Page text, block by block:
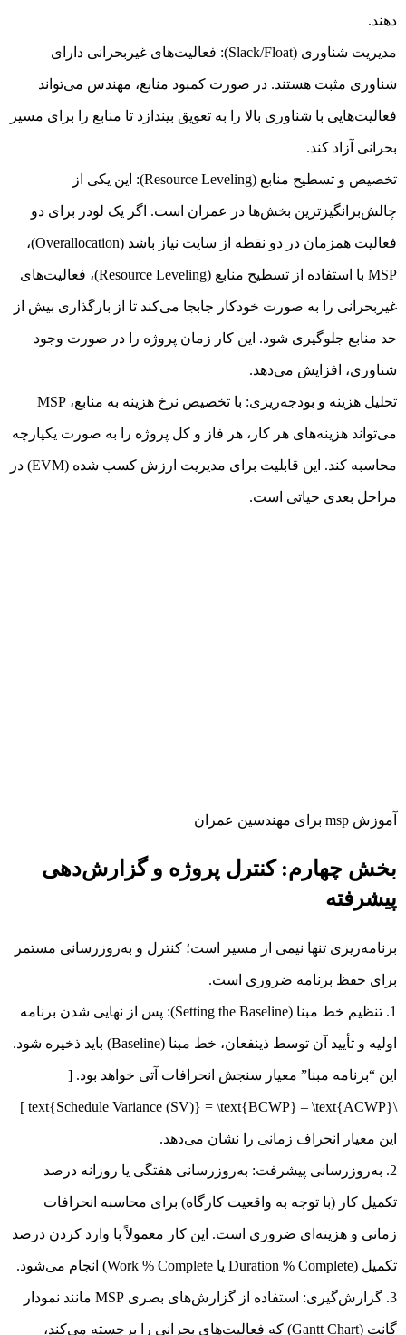
دهند.
مدیریت شناوری (Slack/Float): فعالیت‌های غیربحرانی دارای
شناوری مثبت هستند. در صورت کمبود منابع، مهندس می‌تواند
فعالیت‌هایی با شناوری بالا را به تعویق بیندازد تا منابع را برای مسیر
بحرانی آزاد کند.
تخصیص و تسطیح منابع (Resource Leveling): این یکی از
چالش‌برانگیزترین بخش‌ها در عمران است. اگر یک لودر برای دو
فعالیت همزمان در دو نقطه از سایت نیاز باشد (Overallocation)،
MSP با استفاده از تسطیح منابع (Resource Leveling)، فعالیت‌های
غیربحرانی را به صورت خودکار جابجا می‌کند تا از بارگذاری بیش از
حد منابع جلوگیری شود. این کار زمان پروژه را در صورت وجود
شناوری، افزایش می‌دهد.
تحلیل هزینه و بودجه‌ریزی: با تخصیص نرخ هزینه به منابع، MSP
می‌تواند هزینه‌های هر کار، هر فاز و کل پروژه را به صورت یکپارچه
محاسبه کند. این قابلیت برای مدیریت ارزش کسب شده (EVM) در
مراحل بعدی حیاتی است.
آموزش msp برای مهندسین عمران
بخش چهارم: کنترل پروژه و گزارش‌دهی
پیشرفته
برنامه‌ریزی تنها نیمی از مسیر است؛ کنترل و به‌روزرسانی مستمر
برای حفظ برنامه ضروری است.
تنظیم خط مبنا (Setting the Baseline): پس از نهایی شدن برنامه
اولیه و تأیید آن توسط ذینفعان، خط مبنا (Baseline) باید ذخیره شود.
این “برنامه مبنا” معیار سنجش انحرافات آتی خواهد بود. [
\text{Schedule Variance (SV)} = \text{BCWP} – \text{ACWP} ]
این معیار انحراف زمانی را نشان می‌دهد.
به‌روزرسانی پیشرفت: به‌روزرسانی هفتگی یا روزانه درصد
تکمیل کار (با توجه به واقعیت کارگاه) برای محاسبه انحرافات
زمانی و هزینه‌ای ضروری است. این کار معمولاً با وارد کردن درصد
تکمیل (Duration % Complete یا Work % Complete) انجام می‌شود.
گزارش‌گیری: استفاده از گزارش‌های بصری MSP مانند نمودار
گانت (Gantt Chart) که فعالیت‌های بحرانی را برجسته می‌کند،